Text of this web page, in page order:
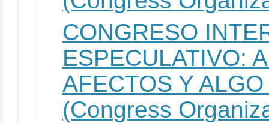
CONGRESO
ESPECULATIVO:
AFECTOS Y
(Congress